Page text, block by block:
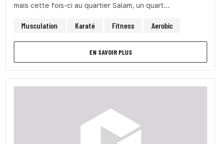
mais cette fois-ci au quartier Salam, un quart...
Musculation Karaté Fitness Aerobic
EN SAVOIR PLUS